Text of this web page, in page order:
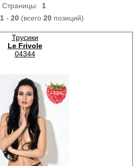
Страницы: 1
1- 20(всего 20позиций)
Трусики
Le Frivole
04344
−70%